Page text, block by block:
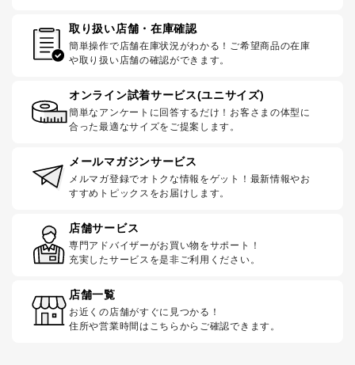
取り扱い店舗・在庫確認
簡単操作で店舗在庫状況がわかる！ご希望商品の在庫
や取り扱い店舗の確認ができます。
オンライン試着サービス(ユニサイズ)
簡単なアンケートに回答するだけ！お客さまの体型に
合った最適なサイズをご提案します。
メールマガジンサービス
メルマガ登録でオトクな情報をゲット！最新情報やお
すすめトピックスをお届けします。
店舗サービス
専門アドバイザーがお買い物をサポート！
充実したサービスを是非ご利用ください。
店舗一覧
お近くの店舗がすぐに見つかる！
住所や営業時間はこちらからご確認できます。